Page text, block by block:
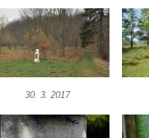
Velešíně
Římově
30. 3. 2017